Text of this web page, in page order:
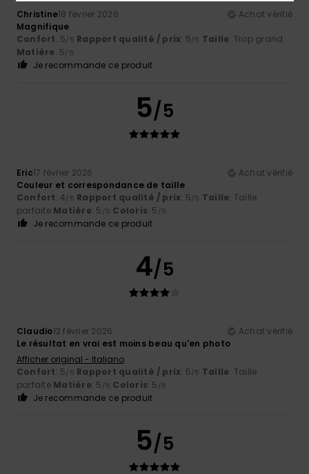
Christine18 février 2026
Achat vérifié
Magnifique
Confort: 5/5 Rapport qualité / prix: 5/5 Taille: Trop grand
Matière: 5/5
Je recommande ce produit
5/5
Eric17 février 2026
Achat vérifié
Couleur et correspondance de taille
Confort: 4/5 Rapport qualité / prix: 5/5 Taille: Taille
parfaite Matière: 5 /5 Coloris: 5 /5
Je recommande ce produit
4/5
Claudio12 février 2026
Achat vérifié
Le résultat en vrai est moins beau qu'en photo
Afficher original - Italiano
Confort: 5/5 Rapport qualité / prix: 5/5 Taille: Taille
parfaite Matière: 5 /5 Coloris: 5 /5
Je recommande ce produit
5/5